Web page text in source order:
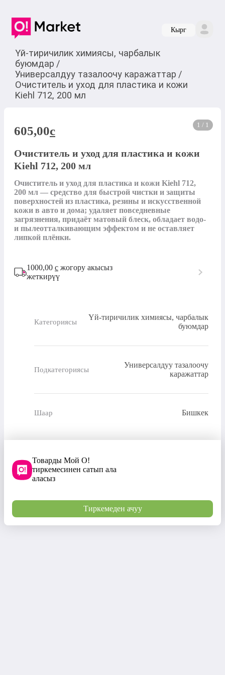
Кырг
Үй-тиричилик химиясы, чарбалык
буюмдар /
Универсалдуу тазалоочу каражаттар /
Очиститель и уход для пластика и кожи
Kiehl 712, 200 мл
1 / 1
605,00c
Очиститель и уход для пластика и кожи
Kiehl 712, 200 мл
Очиститель и уход для пластика и кожи Kiehl 712,
200 мл — средство для быстрой чистки и защиты
поверхностей из пластика, резины и искусственной
кожи в авто и дома; удаляет повседневные
загрязнения, придаёт матовый блеск, обладает водо-
и пылеотталкивающим эффектом и не оставляет
липкой плёнки.
1000,00 с жогору акысыз
жеткирүү
Категориясы
Үй-тиричилик химиясы, чарбалык
буюмдар
Подкатегориясы
Универсалдуу тазалоочу
каражаттар
Шаар Бишкек
Товарды Мой О!
тиркемесинен сатып ала
аласыз
Тиркемеден ачуу